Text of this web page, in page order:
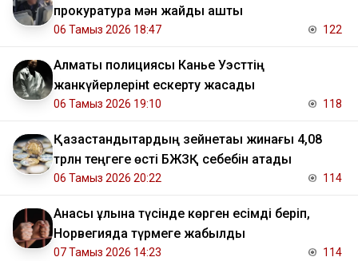
прокуратура мән жайды ашты
06 Тамыз 2026 18:47 122
Алматы полициясы Канье Уэсттің
жанкүйерлерінt ескерту жасады
06 Тамыз 2026 19:10 118
Қазақстандықтардың зейнетақы жинағы 4,08
трлн теңгеге өсті БЖЗҚ себебін атады
06 Тамыз 2026 20:22 114
Анасы ұлына түсінде көрген есімді беріп,
Норвегияда түрмеге жабылды
07 Тамыз 2026 14:23 114